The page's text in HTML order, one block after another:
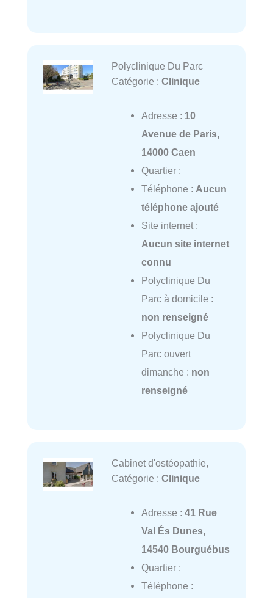
Polyclinique Du Parc
Catégorie : Clinique
Adresse : 10
Avenue de Paris,
14000 Caen
Quartier :
Téléphone : Aucun
téléphone ajouté
Site internet :
Aucun site internet
connu
Polyclinique Du
Parc à domicile :
non renseigné
Polyclinique Du
Parc ouvert
dimanche : non
renseigné
Cabinet d'ostéopathie,
Catégorie : Clinique
Adresse : 41 Rue
Val És Dunes,
14540 Bourguébus
Quartier :
Téléphone :